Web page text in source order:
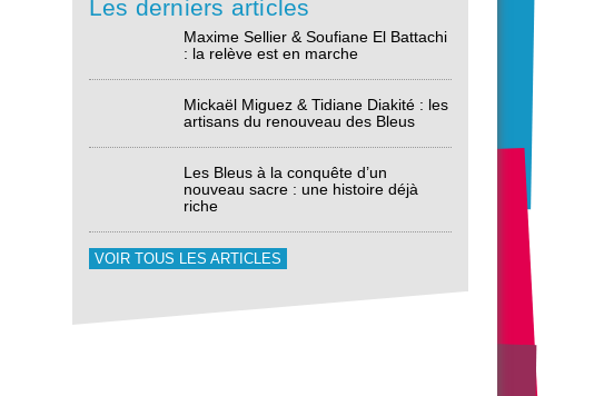
Les derniers articles
Maxime Sellier & Soufiane El Battachi
: la relève est en marche
Mickaël Miguez & Tidiane Diakité : les
artisans du renouveau des Bleus
Les Bleus à la conquête d’un
nouveau sacre : une histoire déjà
riche
VOIR TOUS LES ARTICLES